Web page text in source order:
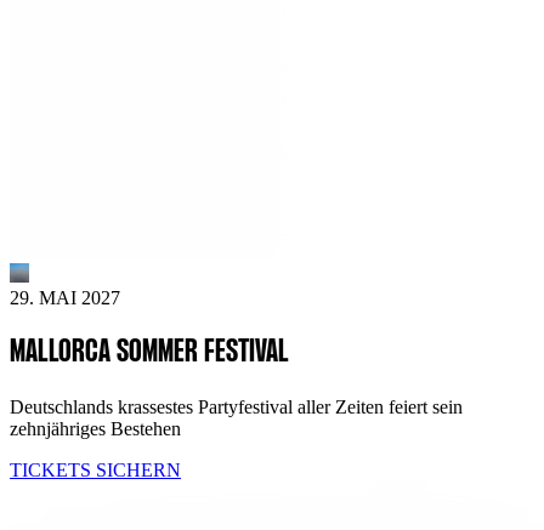
29. MAI 2027
MALLORCA SOMMER FESTIVAL
Deutschlands krassestes Partyfestival aller Zeiten feiert sein
zehnjähriges Bestehen
TICKETS SICHERN